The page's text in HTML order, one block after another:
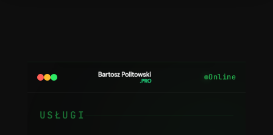
Online
USŁUGI